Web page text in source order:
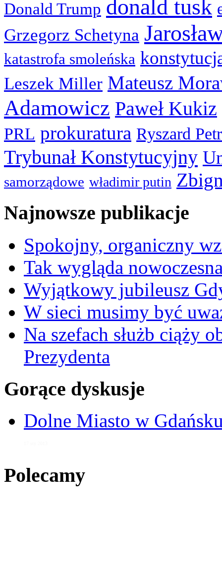
Donald Trump donald tusk
Grzegorz Schetyna
katastrofa smoleńska
Leszek Miller Mateusz
Adamowicz Paweł Kukiz
PRL prokuratura Ryszard
Trybunał Konstytucyjny
samorządowe władimir putin
Najnowsze publikacje
Spokojny, organiczny
Tak wygląda
Wyjątkowy jubileusz
W sieci musimy być
Na szefach służb ciąży
Prezydenta
Gorące dyskusje
Dolne Miasto w
Polecamy